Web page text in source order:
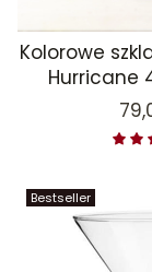
Kolorowe
Hurricane
Bestseller